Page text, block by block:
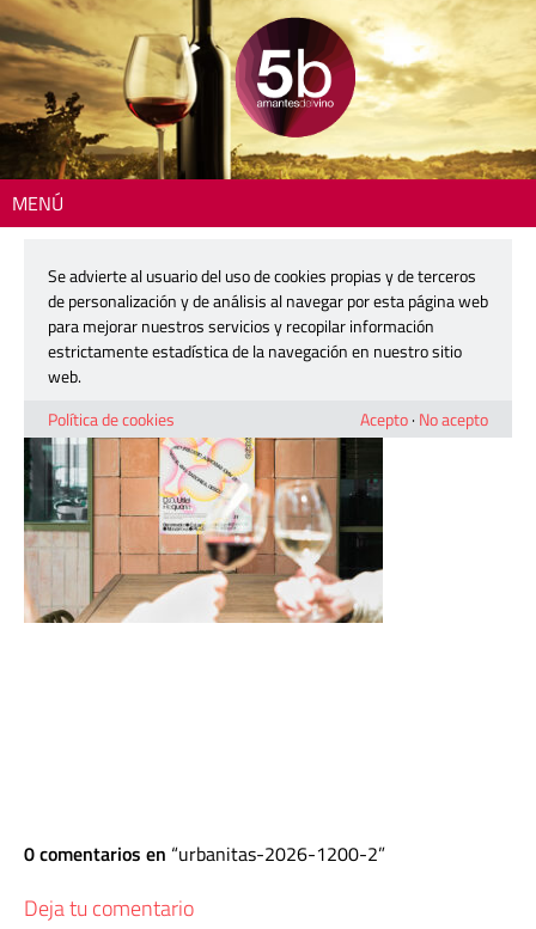
MENÚ
urbanitas-2026-1200-2
28 abril, 2026
0 comentarios en urbanitas-2026-1200-2
Deja tu comentario
Se advierte al usuario del uso de cookies propias y de terceros
de personalización y de análisis al navegar por esta página web
para mejorar nuestros servicios y recopilar información
estrictamente estadística de la navegación en nuestro sitio
web.
Política de cookies
Acepto· No acepto